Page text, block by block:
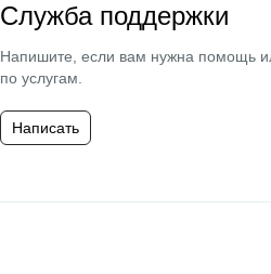
Служба поддержки
Напишите, если вам нужна помощь
по услугам.
Написать